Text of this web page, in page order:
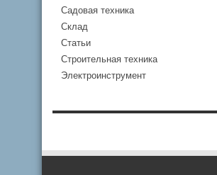
Садовая техника
Склад
Статьи
Строительная техника
Электроинструмент